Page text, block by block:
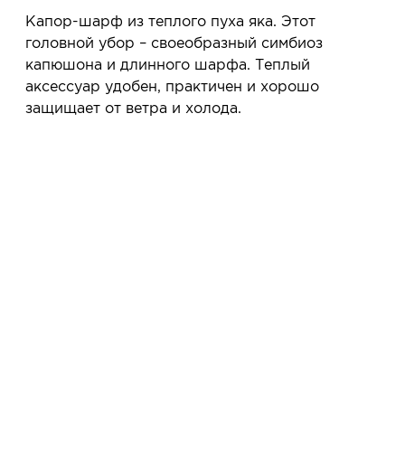
сообщим, когда изделие будет готово к примерке.
Услуга бесплатная и ни к чему не обязывает: Вы
примеряете в салоне и уже на месте решаете,
покупать или нет.
Капор-шарф из теплого пуха яка. Этот
головной убор – своеобразный симбиоз
капюшона и длинного шарфа. Теплый
аксессуар удобен, практичен и хорошо
защищает от ветра и холода.